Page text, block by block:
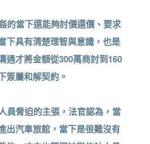
的當下還能夠討價還價、要求
下具有清楚理智與意識，也是
通才將金額從300萬商討到160
簽屬和解契約。
員脅迫的主張，法官認為，當
出汽車旅館，當下是很難沒有